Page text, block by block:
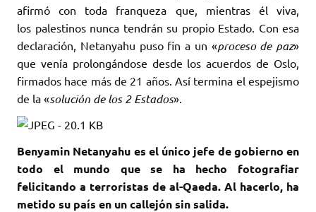
afirmó con toda franqueza que, mientras él viva,
los palestinos nunca tendrán su propio Estado. Con esa
declaración, Netanyahu puso fin a un «proceso de paz»
que venía prolongándose desde los acuerdos de Oslo,
firmados hace más de 21 años. Así termina el espejismo
de la «solución de los 2 Estados».
Benyamin Netanyahu es el único jefe de gobierno en
todo el mundo que se ha hecho fotografiar
felicitando a terroristas de al-Qaeda. Al hacerlo, ha
metido su país en un callejón sin salida.